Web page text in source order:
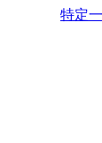
特定